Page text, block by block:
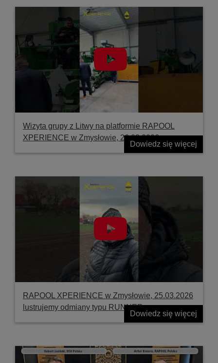
Wizyta grupy z Litwy na platformie RAPOOL
XPERIENCE w Zmysłowie, 26.03.2026
Dowiedz się więcej
RAPOOL XPERIENCE w Zmysłowie, 25.03.2026
lustrujemy odmiany typu RUNNER
Dowiedz się więcej